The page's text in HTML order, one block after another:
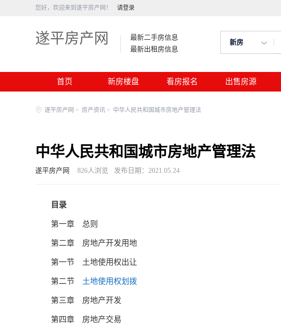
您好，欢迎来到遂平房产网！ 请登录
遂平房产网
最新二手房信息
最新出租房信息
新房
首页 新房楼盘 看房报名 出售房源
遂平房产网 > 房产资讯 > 中华人民共和国城市房地产管理法
中华人民共和国城市房地产管理法
遂平房产网 826人浏览 发布日期：2021.05.24
目录
第一章 总则
第二章 房地产开发用地
第一节 土地使用权出让
第二节 土地使用权划拨
第三章 房地产开发
第四章 房地产交易